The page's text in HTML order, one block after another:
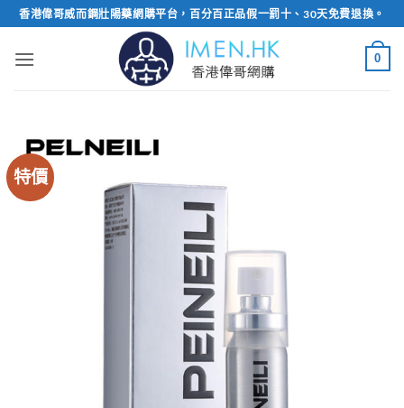
Skip
to
content
香港偉哥威而鋼壯陽藥網購平台，百分百正品假一罰十、30天免費退換。
0
特價